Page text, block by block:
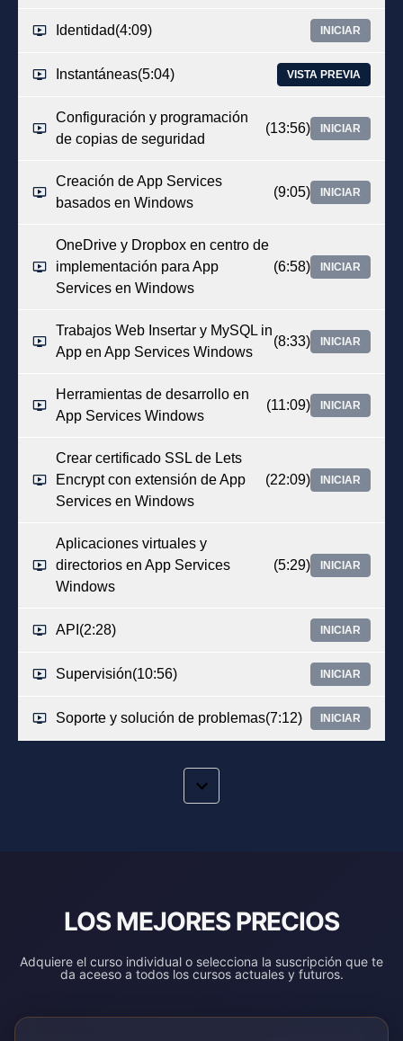
Identidad(4:09) INICIAR
Instantáneas(5:04) VISTA PREVIA
Configuración y programación
de copias de seguridad
(13:56) INICIAR
Creación de App Services
basados en Windows
(9:05) INICIAR
OneDrive y Dropbox en centro de
implementación para App
Services en Windows
(6:58) INICIAR
Trabajos Web Insertar y MySQL in
App en App Services Windows
(8:33) INICIAR
Herramientas de desarrollo en
App Services Windows
(11:09) INICIAR
Crear certificado SSL de Lets
Encrypt con extensión de App
Services en Windows
(22:09) INICIAR
Aplicaciones virtuales y
directorios en App Services
Windows
(5:29) INICIAR
API (2:28) INICIAR
Supervisión(10:56) INICIAR
Soporte y solución de problemas(7:12) INICIAR
LOS MEJORES PRECIOS
Adquiere el curso individual o selecciona la suscripción que te
da aceeso a todos los cursos actuales y futuros.